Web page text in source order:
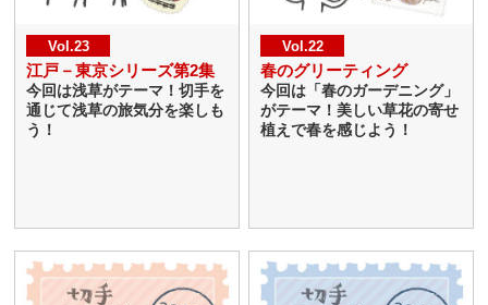
Vol.23
江戸－東京シリーズ第2集
今回は浅草がテーマ！切手を
通じて浅草の旅気分を楽しも
う！
Vol.22
春のグリーティング
今回は「春のガーデニング」
がテーマ！美しい草花の寄せ
植えで春を感じよう！